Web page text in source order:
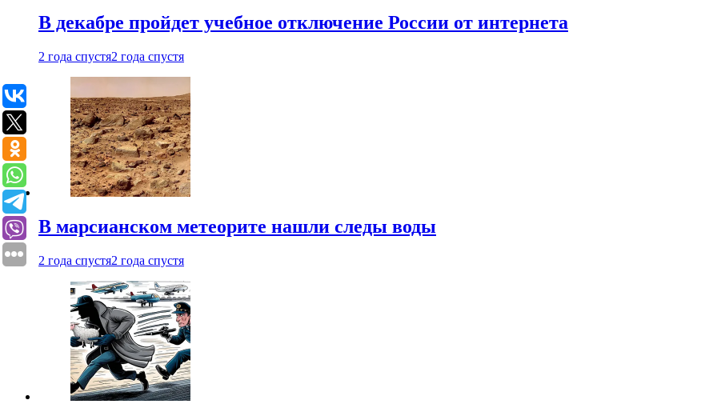
В декабре пройдет учебное отключение России от интернета
2 года спустя2 года спустя
В марсианском метеорите нашли следы воды
2 года спустя2 года спустя